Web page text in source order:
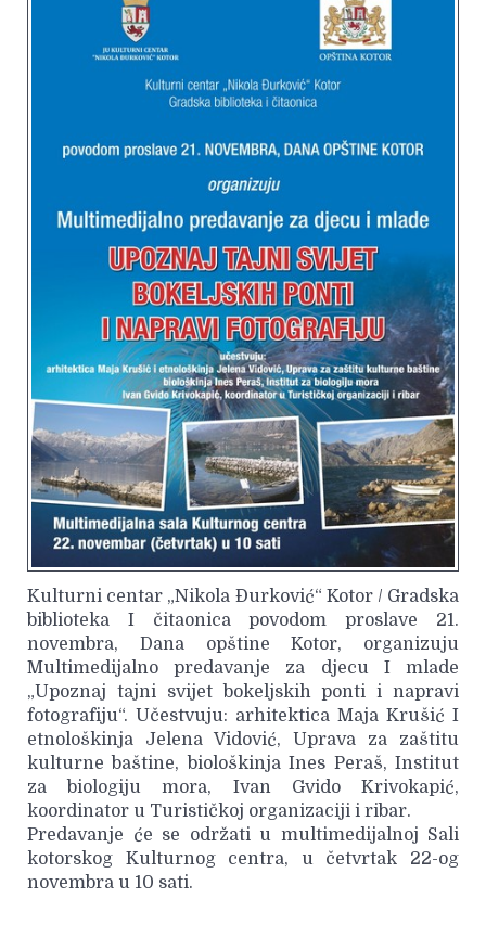
Kulturni centar „Nikola Đurković“ Kotor / Gradska
biblioteka I čitaonica povodom proslave 21.
novembra, Dana opštine Kotor, organizuju
Multimedijalno predavanje za djecu I mlade
„Upoznaj tajni svijet bokeljskih ponti i napravi
fotografiju“. Učestvuju: arhitektica Maja Krušić I
etnološkinja Jelena Vidović, Uprava za zaštitu
kulturne baštine, biološkinja Ines Peraš, Institut
za biologiju mora, Ivan Gvido Krivokapić,
koordinator u Turističkoj organizaciji i ribar.
Predavanje će se održati u multimedijalnoj Sali
kotorskog Kulturnog centra, u četvrtak 22-og
novembra u 10 sati.